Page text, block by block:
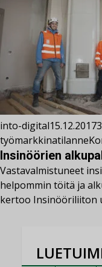
into-digital15.12.2017
työmarkkinatilanne
Insinöörien
Vastavalmistuneet
helpommin töitä ja
kertoo Insinööriliiton